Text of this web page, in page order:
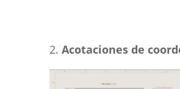
2. Acotaciones de